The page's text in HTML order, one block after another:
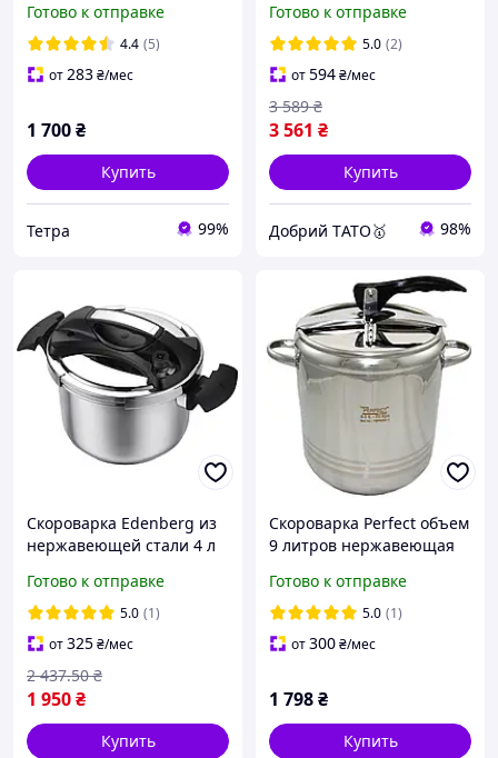
Готово к отправке
4.4 (5)
от283₴/мес
1 700₴
Купить
Тетра 99%
Готово к отправке
5.0 (2)
от594₴/мес
3 561 ₴
3 589 ₴
Купить
Добрий TАТО🥇 98%
Скороварка Edenberg из
нержавеющей стали 4 л
Готово к отправке
5.0 (1)
от325₴/мес
1 950₴
2 437.50 ₴
Купить
Скороварка Perfect объем
9 литров нержавеющая
Готово к отправке
5.0 (1)
от300₴/мес
1 798₴
Купить